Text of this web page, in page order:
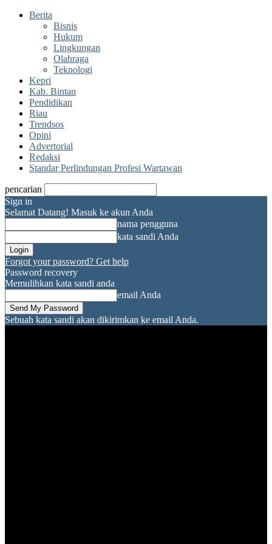
Berita
Bisnis
Hukum
Lingkungan
Olahraga
Teknologi
Kepri
Kab. Bintan
Pendidikan
Riau
Trendsos
Opini
Advertorial
Redaksi
Standar Perlindungan Profesi Wartawan
pencarian
Sign in
Selamat Datang! Masuk ke akun Anda
nama pengguna
kata sandi Anda
Forgot your password? Get help
Password recovery
Memulihkan kata sandi anda
email Anda
Sebuah kata sandi akan dikirimkan ke email Anda.